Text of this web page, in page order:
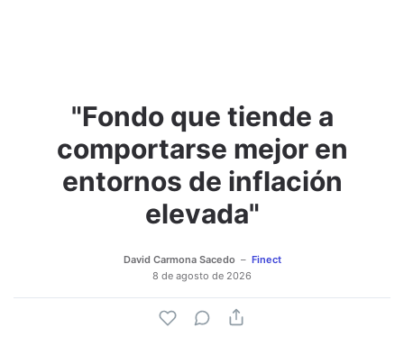
Adjuntar imagen Comentar
"Fondo que tiende a
comportarse mejor en
entornos de inflación
elevada"
David Carmona Sacedo
Finect
8 de agosto de 2026